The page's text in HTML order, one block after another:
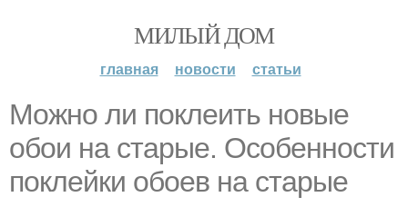
МИЛЫЙ ДОМ
главная новости статьи
Можно ли поклеить новые
обои на старые. Особенности
поклейки обоев на старые